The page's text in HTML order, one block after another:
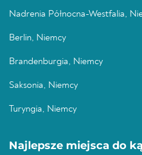
Nadrenia Północna-Westfalia,
Berlin, Niemcy
Brandenburgia, Niemcy
Saksonia, Niemcy
Turyngia, Niemcy
Najlepsze miejsca do